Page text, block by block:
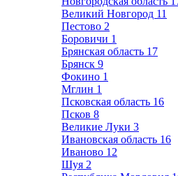
Великий Новгород 11
Пестово 2
Боровичи 1
Брянская область 17
Брянск 9
Фокино 1
Мглин 1
Псковская область 16
Псков 8
Великие Луки 3
Ивановская область 16
Иваново 12
Шуя 2